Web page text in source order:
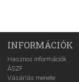
INFORMÁCIÓK
Hasznos információk
ÁSZF
Vásárlás menete